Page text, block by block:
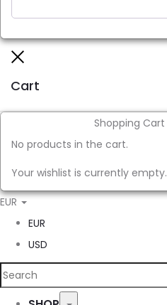
Cart
Shopping Cart
No products in the cart.
Your wishlist is currently empty.
EUR
EUR
USD
Search